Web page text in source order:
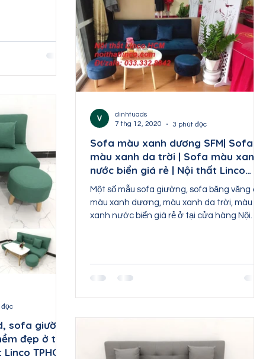
Sofa màu xanh dương SFM| Sofa
màu xanh da trời | Sofa màu xanh
nước biển giá rẻ | Nội thất Linco
HCM
Một số mẫu sofa giường, sofa băng văng dài
màu xanh dương, màu xanh da trời, màu
xanh nước biển giá rẻ ở tại cửa hàng Nội
dinhtuads
7 thg 12, 2020
3 phút đọc
sofa giường
đẹp ở tại
TPHCM